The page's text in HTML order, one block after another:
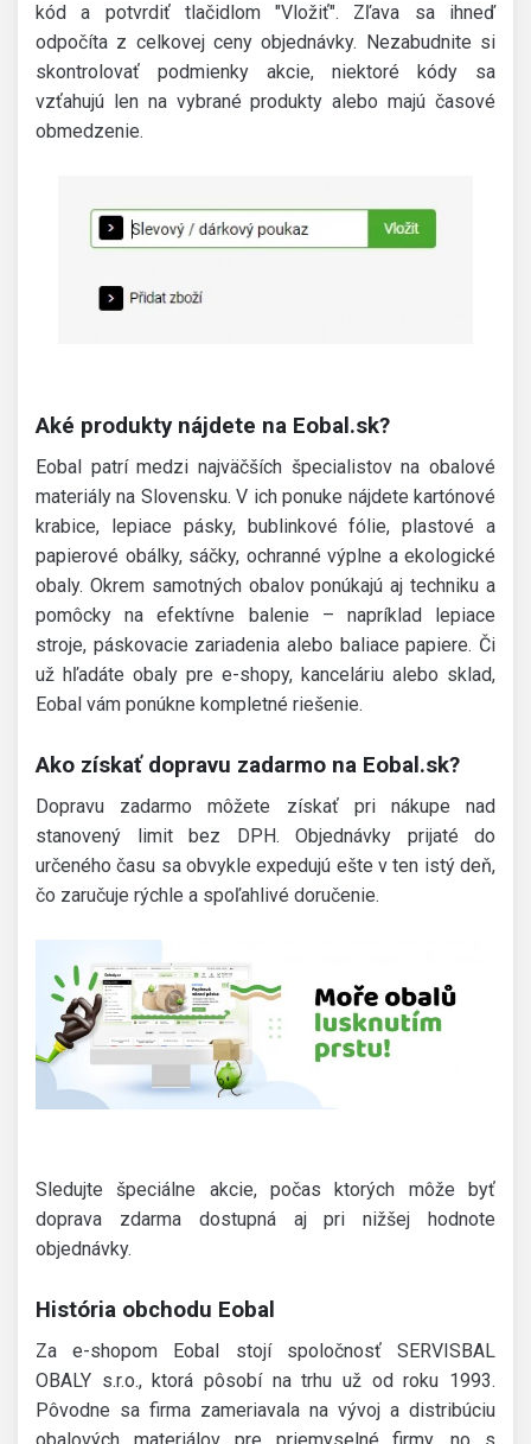
kód a potvrdiť tlačidlom "Vložiť". Zľava sa ihneď
odpočíta z celkovej ceny objednávky. Nezabudnite si
skontrolovať podmienky akcie, niektoré kódy sa
vzťahujú len na vybrané produkty alebo majú časové
obmedzenie.
Aké produkty nájdete na Eobal.sk?
Eobal patrí medzi najväčších špecialistov na obalové
materiály na Slovensku. V ich ponuke nájdete kartónové
krabice, lepiace pásky, bublinkové fólie, plastové a
papierové obálky, sáčky, ochranné výplne a ekologické
obaly. Okrem samotných obalov ponúkajú aj techniku a
pomôcky na efektívne balenie – napríklad lepiace
stroje, páskovacie zariadenia alebo baliace papiere. Či
už hľadáte obaly pre e-shopy, kanceláriu alebo sklad,
Eobal vám ponúkne kompletné riešenie.
Ako získať dopravu zadarmo na Eobal.sk?
Dopravu zadarmo môžete získať pri nákupe nad
stanovený limit bez DPH. Objednávky prijaté do
určeného času sa obvykle expedujú ešte v ten istý deň,
čo zaručuje rýchle a spoľahlivé doručenie.
Sledujte špeciálne akcie, počas ktorých môže byť
doprava zdarma dostupná aj pri nižšej hodnote
objednávky.
História obchodu Eobal
Za e-shopom Eobal stojí spoločnosť SERVISBAL
OBALY s.r.o., ktorá pôsobí na trhu už od roku 1993.
Pôvodne sa firma zameriavala na vývoj a distribúciu